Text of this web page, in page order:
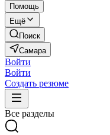
Помощь
Ещё
Поиск
Самара
Войти
Войти
Создать резюме
Все разделы